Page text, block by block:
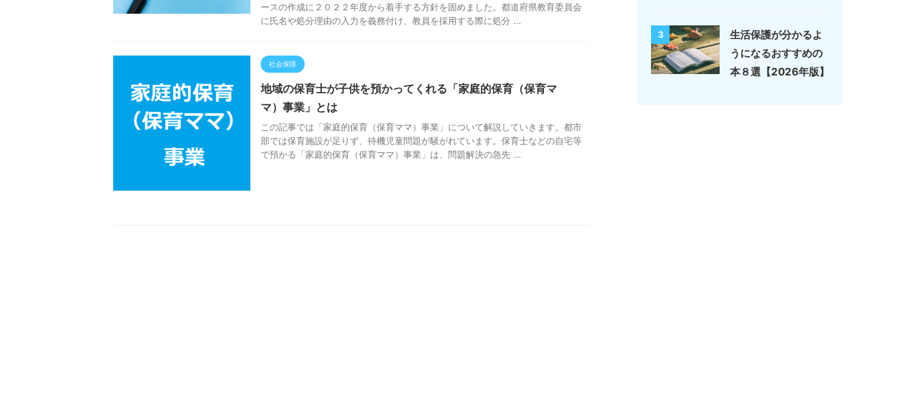
ースの作成に２０２２年度から着手する方針を固めました。都道府県教育委員会
に氏名や処分理由の入力を義務付け、教員を採用する際に処分 ...
社会保障
地域の保育士が子供を預かってくれる「家庭的保育（保育マ
マ）事業」とは
この記事では「家庭的保育（保育ママ）事業」について解説していきます。都市
部では保育施設が足りず、待機児童問題が騒がれています。保育士などの自宅等
で預かる「家庭的保育（保育ママ）事業」は、問題解決の急先 ...
3
生活保護が分かるよ
うになるおすすめの
本８選【2026年版】